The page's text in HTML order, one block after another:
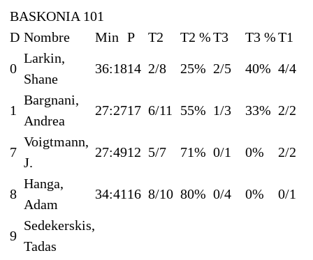
BASKONIA 101
D Nombre Min P T2 T2 %T3 T3 %T1
0
Larkin,
Shane
36:1814 2/8 25% 2/5 40% 4/4
1
Bargnani,
Andrea
27:2717 6/11 55% 1/3 33% 2/2
7
Voigtmann,
J.
27:4912 5/7 71% 0/1 0% 2/2
8
Hanga,
Adam
34:4116 8/10 80% 0/4 0% 0/1
9
Sedekerskis,
Tadas